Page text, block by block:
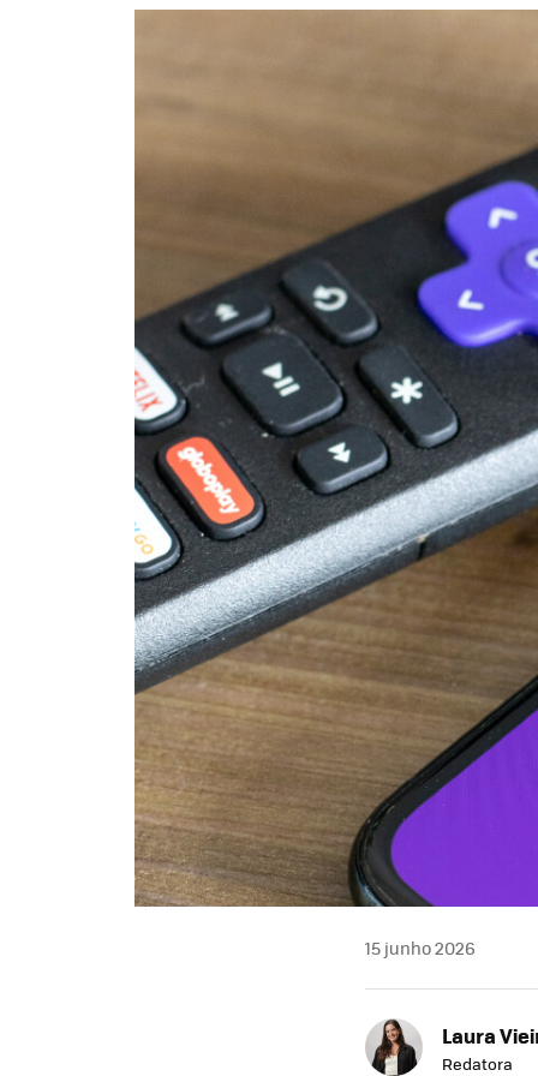
15 junho 2026
Laura
Redatora